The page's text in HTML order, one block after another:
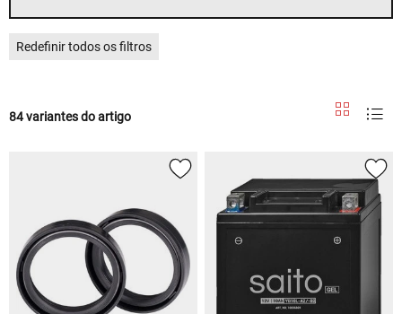
Redefinir todos os filtros
84 variantes do artigo